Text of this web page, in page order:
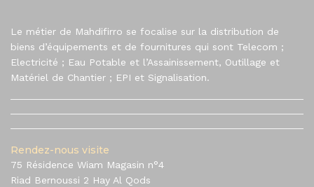
Le métier de Mahdifirro se focalise sur la distribution de
biens d’équipements et de fournitures qui sont Telecom ;
Electricité ; Eau Potable et l’Assainissement, Outillage et
Matériel de Chantier ; EPI et Signalisation.
Rendez-nous visite
75 Résidence Wiam Magasin n°4
Riad Bernoussi 2 Hay Al Qods